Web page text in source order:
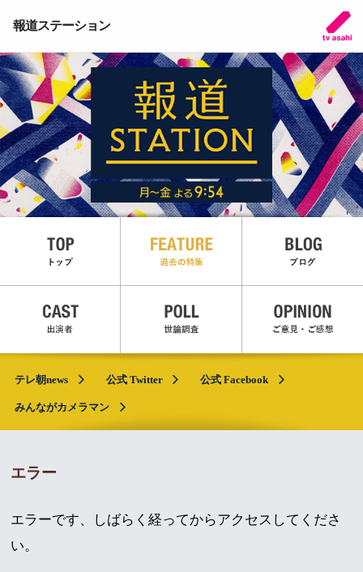
報道ステーション
テレ朝news 公式 Twitter 公式 Facebook
みんながカメラマン
エラー
エラーです、しばらく経ってからアクセスしてくださ
い。